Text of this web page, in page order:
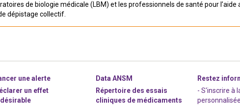
de biologie médicale (LBM) et les professionnels de santé pour l’aide
dépistage collectif.
une alerte
un effet
Data ANSM
Répertoire des essais
cliniques de médicaments
Restez
- S'inscrire à
personnalisée